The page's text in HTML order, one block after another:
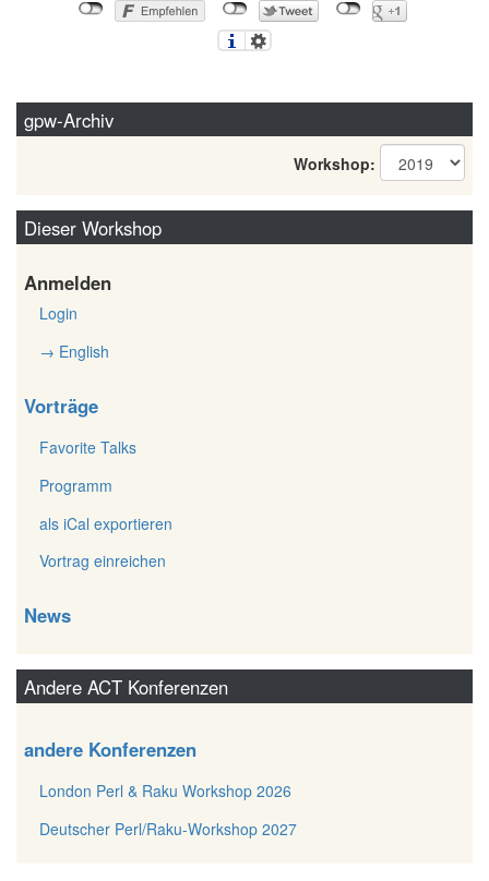
gpw-Archiv
Workshop:
Dieser Workshop
Anmelden
Login
→ English
Vorträge
Favorite Talks
Programm
als iCal exportieren
Vortrag einreichen
News
Andere ACT Konferenzen
andere Konferenzen
London Perl & Raku Workshop 2026
Deutscher Perl/Raku-Workshop 2027